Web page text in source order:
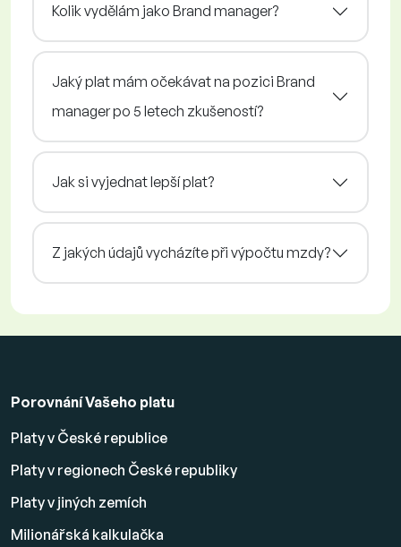
Kolik vydělám jako Brand manager?
Jaký plat mám očekávat na pozici Brand
manager po 5 letech zkušeností?
Jak si vyjednat lepší plat?
Z jakých údajů vycházíte při výpočtu mzdy?
Porovnání Vašeho platu
Platy v České republice
Platy v regionech České republiky
Platy v jiných zemích
Milionářská kalkulačka